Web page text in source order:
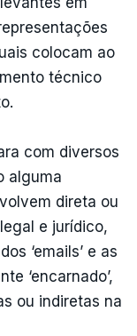
colocam ao
técnico
com diversos
alguma
direta ou
e jurídico,
‘emails’ e as
‘encarnado’,
ou indiretas na